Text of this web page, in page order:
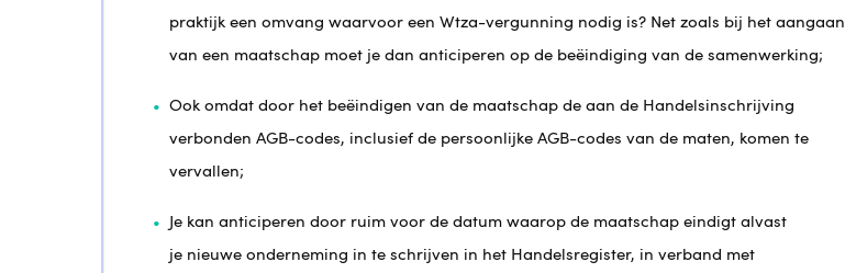
praktijk een omvang waarvoor een Wtza-vergunning nodig is? Net zoals bij het aangaan
van een maatschap moet je dan anticiperen op de beëindiging van de samenwerking;
Ook omdat door het beëindigen van de maatschap de aan de Handelsinschrijving
verbonden AGB-codes, inclusief de persoonlijke AGB-codes van de maten, komen te
vervallen;
Je kan anticiperen door ruim voor de datum waarop de maatschap eindigt alvast
je nieuwe onderneming in te schrijven in het Handelsregister, in verband met